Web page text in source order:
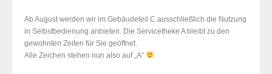
Ab August werden wir im Gebäudeteil C ausschließlich die Nutzung
in Selbstbedienung anbieten. Die Servicetheke A bleibt zu den
gewohnten Zeiten für Sie geöffnet.
Alle Zeichen stehen nun also auf „A“